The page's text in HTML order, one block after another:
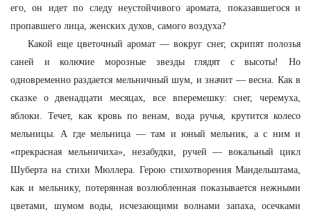
его, он идет по следу неустойчивого аромата, показавшегося и
пропавшего лица, женских духов, самого воздуха?
Какой еще цветочный аромат — вокруг снег, скрипят полозья
саней и колючие морозные звезды глядят с высоты! Но
одновременно раздается мельничный шум, и значит — весна. Как в
сказке о двенадцати месяцах, все вперемешку: снег, черемуха,
яблоки. Течет, как кровь по венам, вода ручья, крутится колесо
мельницы. А где мельница — там и юный мельник, а с ним и
«прекрасная мельничиха», незабудки, ручей — вокальный цикл
Шуберта на стихи Мюллера. Герою стихотворения Мандельштама,
как и мельнику, потерянная возлюбленная показывается нежными
цветами, шумом воды, исчезающими волнами запаха, осечками